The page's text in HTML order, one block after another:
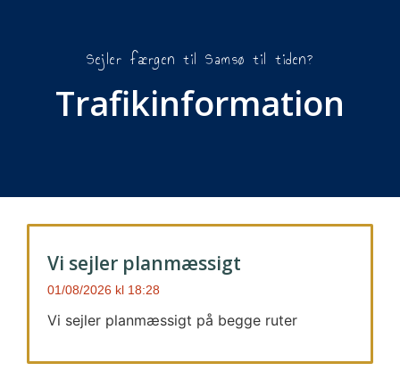
Sejler færgen til Samsø til tiden?
Trafikinformation
Vi sejler planmæssigt
01/08/2026 18:28
Vi sejler planmæssigt på begge ruter